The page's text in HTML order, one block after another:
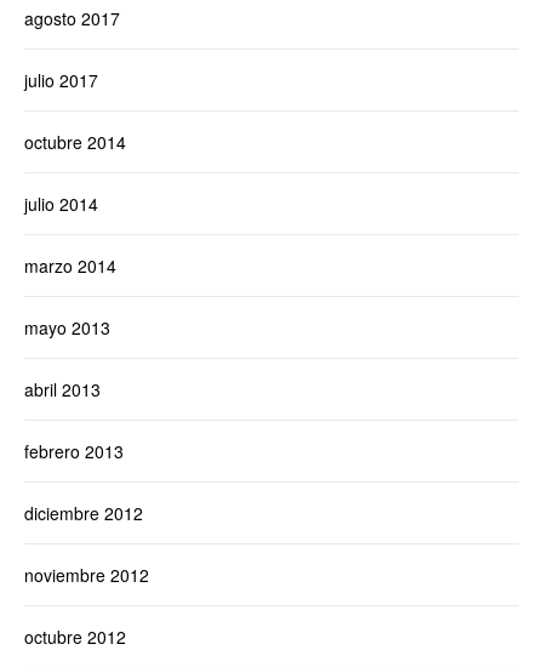
agosto 2017
julio 2017
octubre 2014
julio 2014
marzo 2014
mayo 2013
abril 2013
febrero 2013
diciembre 2012
noviembre 2012
octubre 2012